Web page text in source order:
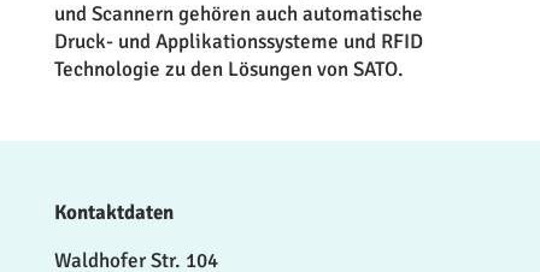
und Scannern gehören auch automatische
Druck- und Applikationssysteme und RFID
Technologie zu den Lösungen von SATO.
Kontaktdaten
Waldhofer Str. 104